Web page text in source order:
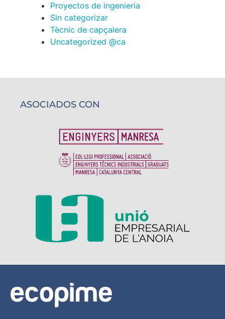
Proyectos de ingenieria
Sin categorizar
Tècnic de capçalera
Uncategorized @ca
ASOCIADOS CON